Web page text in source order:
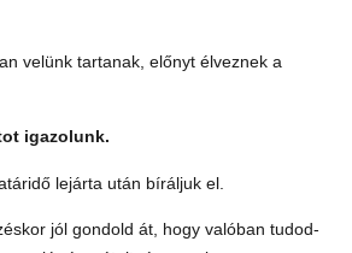
velünk tartanak, előnyt élveznek a
igazolunk.
lejárta után bíráljuk el.
jól gondold át, hogy valóban tudod-